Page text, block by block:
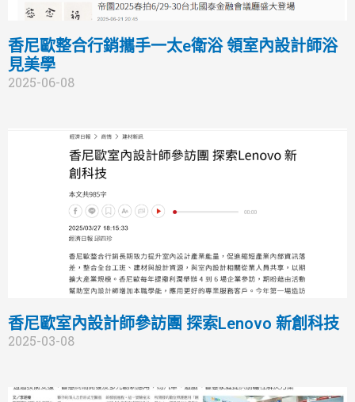
香尼歐整合行銷攜手一太e衛浴 領室內設計師浴
見美學
2025-06-08
香尼歐室內設計師參訪團 探索Lenovo 新創科技
2025-03-08